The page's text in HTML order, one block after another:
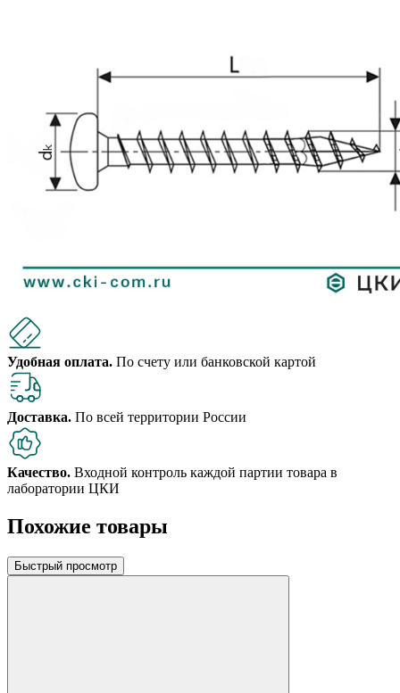
Удобная оплата. По счету или банковской картой
Доставка. По всей территории России
Качество. Входной контроль каждой партии товара в
лаборатории ЦКИ
Похожие товары
Быстрый просмотр